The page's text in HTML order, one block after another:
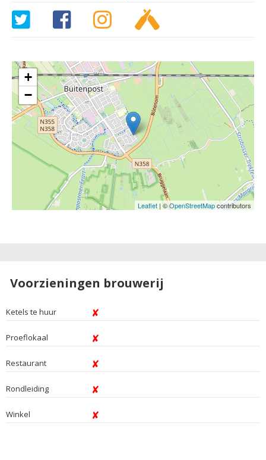
+
−
Leaflet | ©OpenStreetMapcontributors
Voorzieningen brouwerij
Ketels te huur
Proeflokaal
Restaurant
Rondleiding
Winkel